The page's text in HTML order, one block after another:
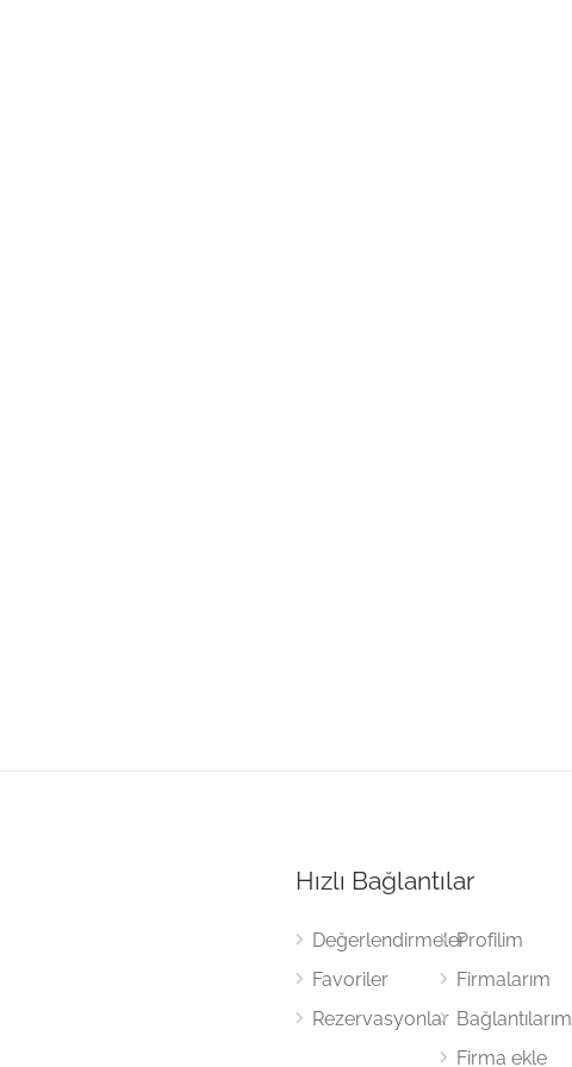
Hızlı Bağlantılar
Değerlendirmeler
Favoriler
Rezervasyonlar
Profilim
Firmalarım
Bağlantılarım
Firma ekle